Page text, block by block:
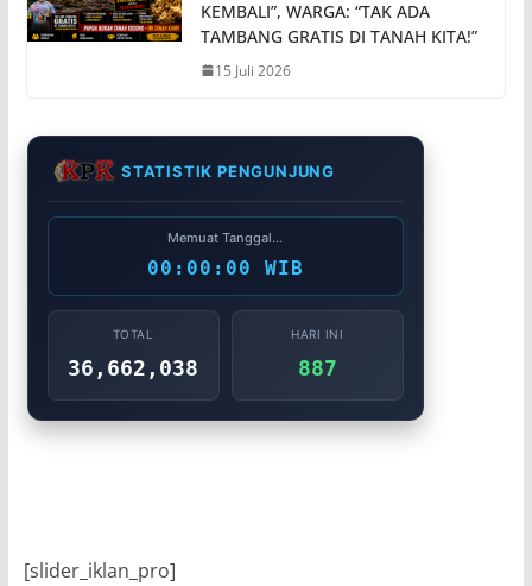
KEMBALI”, WARGA: “TAK ADA
TAMBANG GRATIS DI TANAH KITA!”
15 Juli 2026
STATISTIK PENGUNJUNG
Memuat Tanggal...
00:00:00 WIB
TOTAL
36,662,038
HARI INI
887
[slider_iklan_pro]